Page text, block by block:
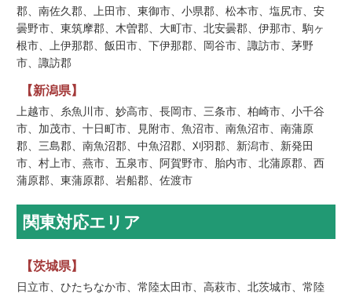
郡、南佐久郡、上田市、東御市、小県郡、松本市、塩尻市、安
曇野市、東筑摩郡、木曽郡、大町市、北安曇郡、伊那市、駒ヶ
根市、上伊那郡、飯田市、下伊那郡、岡谷市、諏訪市、茅野
市、諏訪郡
【新潟県】
上越市、糸魚川市、妙高市、長岡市、三条市、柏崎市、小千谷
市、加茂市、十日町市、見附市、魚沼市、南魚沼市、南蒲原
郡、三島郡、南魚沼郡、中魚沼郡、刈羽郡、新潟市、新発田
市、村上市、燕市、五泉市、阿賀野市、胎内市、北蒲原郡、西
蒲原郡、東蒲原郡、岩船郡、佐渡市
関東対応エリア
【茨城県】
日立市、ひたちなか市、常陸太田市、高萩市、北茨城市、常陸